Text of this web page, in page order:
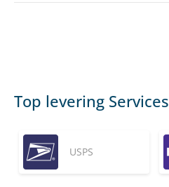
Top levering Services
USPS